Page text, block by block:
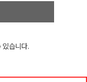
있습니다.